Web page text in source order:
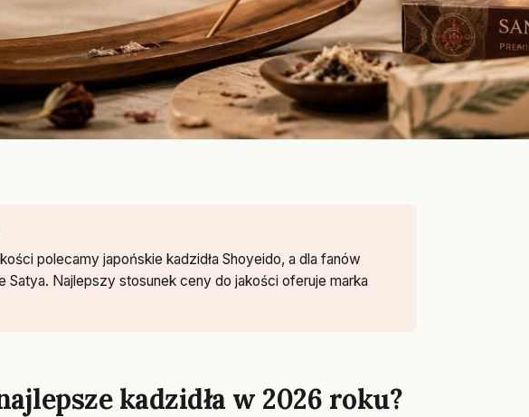
polecamy japońskie kadzidła Shoyeido, a dla fanów
Satya. Najlepszy stosunek ceny do jakości oferuje marka
kadzidła w 2026 roku?